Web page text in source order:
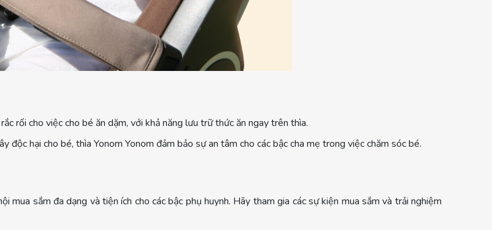
rối cho việc cho bé ăn dặm, với khả năng lưu trữ thức ăn ngay trên thìa.
hại cho bé, thìa Yonom Yonom đảm bảo sự an tâm cho các bậc cha mẹ trong việc chăm sóc bé.
mua sắm đa dạng và tiện ích cho các bậc phụ huynh. Hãy tham gia các sự kiện mua sắm và trải nghiệm